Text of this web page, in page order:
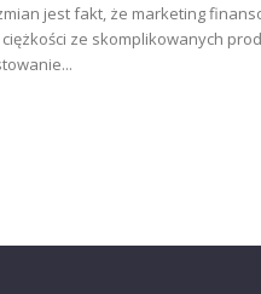
jest fakt, że marketing
ze skomplikowanych